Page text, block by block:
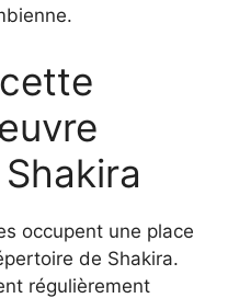
occupent une place
de Shakira.
régulièrement